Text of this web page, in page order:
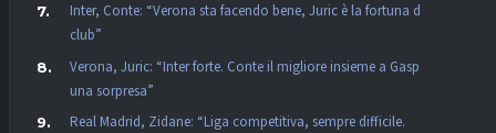
Inter, Conte: “Verona sta facendo bene, Juric è la fortuna dei
club”
Verona, Juric: “Inter forte. Conte il migliore insieme a Gasp, non
una sorpresa”
Real Madrid, Zidane: “Liga competitiva, sempre difficile.